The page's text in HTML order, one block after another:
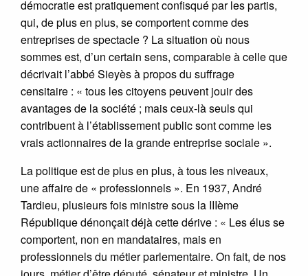
démocratie est pratiquement confisqué par les partis,
qui, de plus en plus, se comportent comme des
entreprises de spectacle ? La situation où nous
sommes est, d’un certain sens, comparable à celle que
décrivait l’abbé Sieyès à propos du suffrage
censitaire : « tous les citoyens peuvent jouir des
avantages de la société ; mais ceux-là seuls qui
contribuent à l’établissement public sont comme les
vrais actionnaires de la grande entreprise sociale ».
La politique est de plus en plus, à tous les niveaux,
une affaire de « professionnels ». En 1937, André
Tardieu, plusieurs fois ministre sous la IIIème
République dénonçait déjà cette dérive : « Les élus se
comportent, non en mandataires, mais en
professionnels du métier parlementaire. On fait, de nos